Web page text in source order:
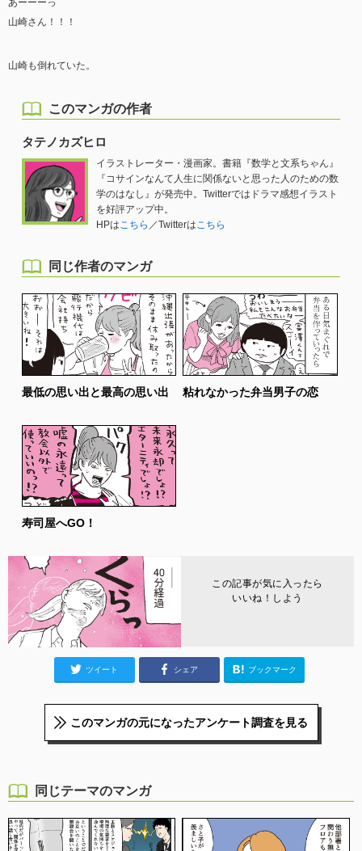
あーーーっ
山崎さん！！！
山崎も倒れていた。
このマンガの作者
タテノカズヒロ
イラストレーター・漫画家。書籍『数学と文系ちゃん』
『コサインなんて人生に関係ないと思った人のための数
学のはなし』が発売中。Twitterではドラマ感想イラスト
を好評アップ中。
HPはこちら ／Twitterはこちら
同じ作者のマンガ
最低の思い出と最高の思い出 粘れなかった弁当男子の恋
寿司屋へGO！
この記事が気に入ったら
いいね！しよう
ツイート シェア ブックマーク
このマンガの元になったアンケート調査を見る
同じテーマのマンガ